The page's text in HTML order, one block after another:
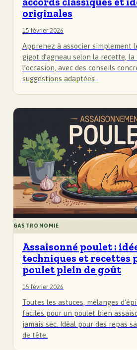
originales
15 février 2026
Apprenez à associer simplement
gigot d’agneau selon la recette, la
l’occasion, avec des conseils
suggestions adaptées…
GASTRONOMIE
Assaisonné poulet :
techniques et recettes
poulet plein de goût
15 février 2026
Toutes les astuces, mélanges
faciles pour un poulet bien
jamais sec. Idéal pour des repas
de tête.